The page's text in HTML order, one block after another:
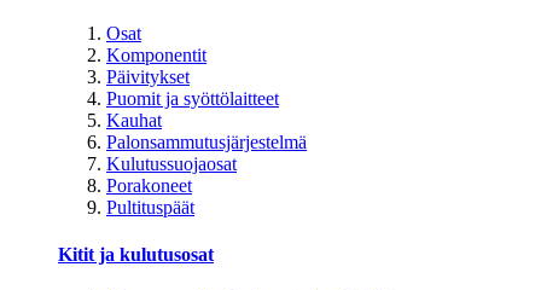
Osat
Komponentit
Päivitykset
Puomit ja syöttölaitteet
Kauhat
Palonsammutusjärjestelmä
Kulutussuojaosat
Porakoneet
Pultituspäät
Kitit ja kulutusosat